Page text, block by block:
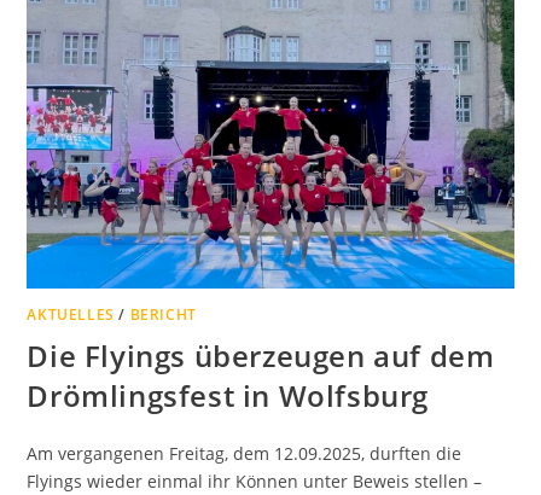
AKTUELLES / BERICHT
Die Flyings überzeugen auf dem
Drömlingsfest in Wolfsburg
Am vergangenen Freitag, dem 12.09.2025, durften die
Flyings wieder einmal ihr Können unter Beweis stellen –